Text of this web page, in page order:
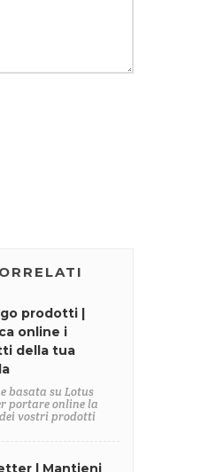
prodotti |
online i
della tua
basata su Lotus
portare online la
vostri prodotti
| Mantieni